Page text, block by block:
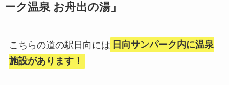
ーク温泉 お舟出の湯」
こちらの道の駅日向には 日向サンパーク内に温泉
施設があります！